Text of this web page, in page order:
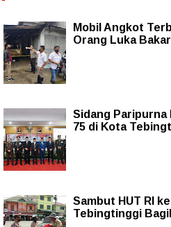
Mobil Angkot
Orang Luka Bakar
Sidang Paripurna
75 di Kota
Sambut HUT RI
Tebingtinggi